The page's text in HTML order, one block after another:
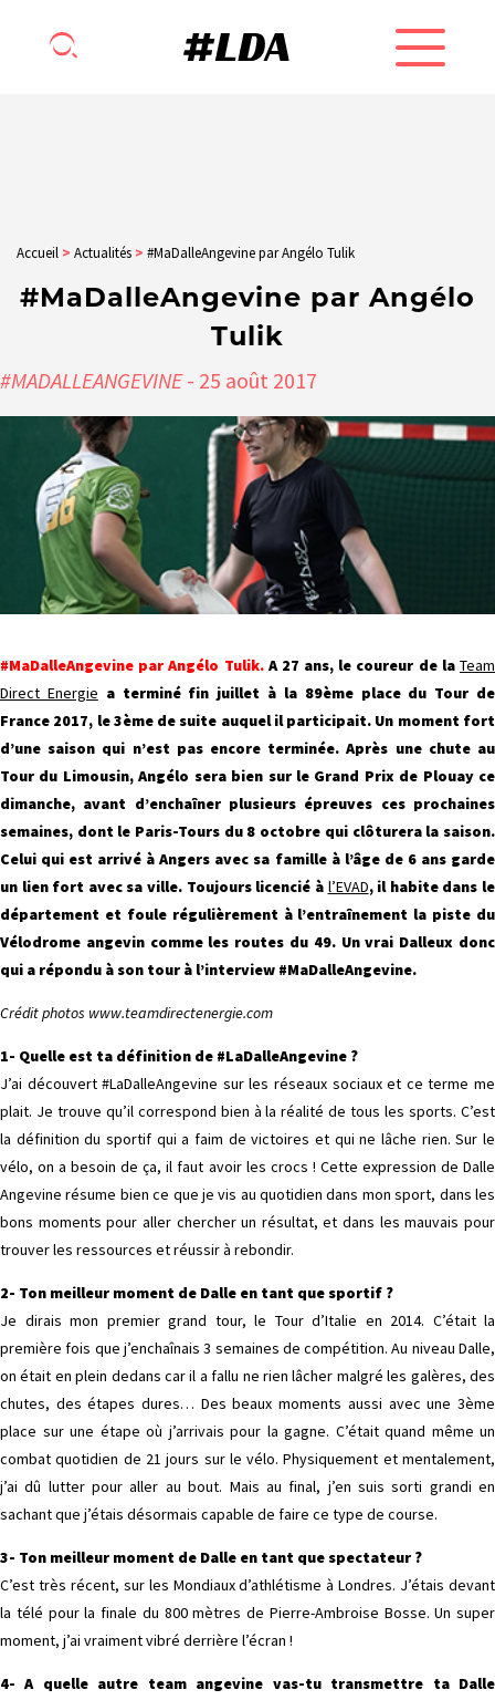
Accueil > Actualités > #MaDalleAngevine par Angélo Tulik
#MaDalleAngevine par Angélo
Tulik
#MADALLEANGEVINE- 25 août 2017
#MaDalleAngevine par Angélo Tulik. A 27 ans, le coureur de laTeam
Direct Energie a terminé fin juillet à la 89ème place du Tour de
France 2017, le 3ème de suite auquel il participait. Un moment fort
d’une saison qui n’est pas encore terminée. Après une chute au
Tour du Limousin, Angélo sera bien sur le Grand Prix de Plouay ce
dimanche, avant d’enchaîner plusieurs épreuves ces prochaines
semaines, dont le Paris-Tours du 8 octobre qui clôturera la saison.
Celui qui est arrivé à Angers avec sa famille à l’âge de 6 ans garde
un lien fort avec sa ville. Toujours licencié à l’EVAD, il habite dans le
département et foule régulièrement à l’entraînement la piste du
Vélodrome angevin comme les routes du 49. Un vrai Dalleux donc
qui a répondu à son tour à l’interview #MaDalleAngevine.
Crédit photos www.teamdirectenergie.com
1- Quelle est ta définition de #LaDalleAngevine ?
J’ai découvert #LaDalleAngevine sur les réseaux sociaux et ce terme me
plait. Je trouve qu’il correspond bien à la réalité de tous les sports. C’est
la définition du sportif qui a faim de victoires et qui ne lâche rien. Sur le
vélo, on a besoin de ça, il faut avoir les crocs ! Cette expression de Dalle
Angevine résume bien ce que je vis au quotidien dans mon sport, dans les
bons moments pour aller chercher un résultat, et dans les mauvais pour
trouver les ressources et réussir à rebondir.
2- Ton meilleur moment de Dalle en tant que sportif ?
Je dirais mon premier grand tour, le Tour d’Italie en 2014. C’était la
première fois que j’enchaînais 3 semaines de compétition. Au niveau Dalle,
on était en plein dedans car il a fallu ne rien lâcher malgré les galères, des
chutes, des étapes dures… Des beaux moments aussi avec une 3ème
place sur une étape où j’arrivais pour la gagne. C’était quand même un
combat quotidien de 21 jours sur le vélo. Physiquement et mentalement,
j’ai dû lutter pour aller au bout. Mais au final, j’en suis sorti grandi en
sachant que j’étais désormais capable de faire ce type de course.
3- Ton meilleur moment de Dalle en tant que spectateur ?
C’est très récent, sur les Mondiaux d’athlétisme à Londres. J’étais devant
la télé pour la finale du 800 mètres de Pierre-Ambroise Bosse. Un super
moment, j’ai vraiment vibré derrière l’écran !
4- A quelle autre team angevine vas-tu transmettre ta Dalle